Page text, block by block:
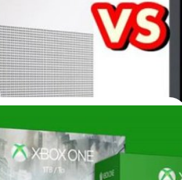
days ago
ก็ขายดีกว่า PS4 (ใน